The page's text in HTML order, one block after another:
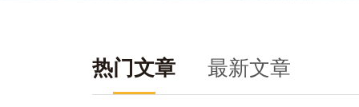
热门文章 最新文章